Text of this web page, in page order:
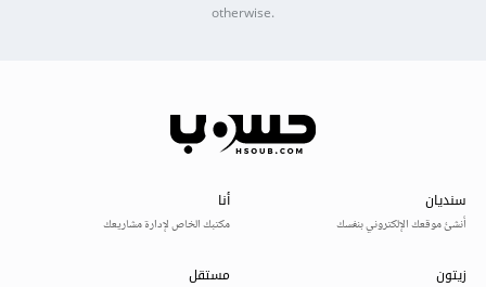
otherwise.